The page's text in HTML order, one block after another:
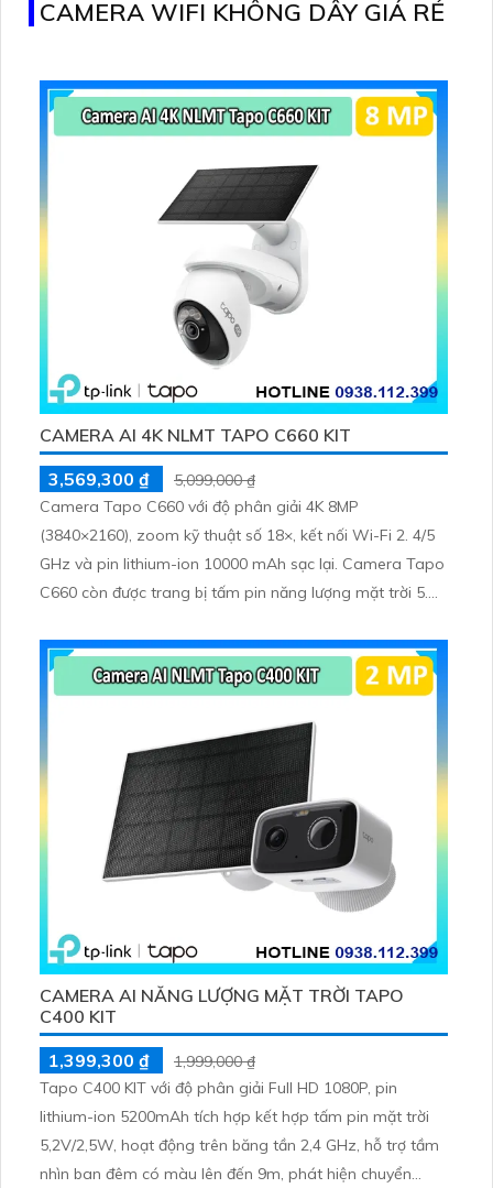
CAMERA WIFI KHÔNG DÂY GIÁ RẺ
CAMERA AI 4K NLMT TAPO C660 KIT
3,569,300 ₫
5,099,000 ₫
Camera Tapo C660 với độ phân giải 4K 8MP
(3840×2160), zoom kỹ thuật số 18×, kết nối Wi-Fi 2. 4/5
GHz và pin lithium-ion 10000 mAh sạc lại. Camera Tapo
C660 còn được trang bị tấm pin năng lượng mặt trời 5.
tiện, lưu trữ thẻ microSD tối đa 512 GB
CAMERA AI NĂNG LƯỢNG MẶT TRỜI TAPO
C400 KIT
1,399,300 ₫
1,999,000 ₫
Tapo C400 KIT với độ phân giải Full HD 1080P, pin
lithium-ion 5200mAh tích hợp kết hợp tấm pin mặt trời
5,2V/2,5W, hoạt động trên băng tần 2,4 GHz, hỗ trợ tầm
nhìn ban đêm có màu lên đến 9m, phát hiện chuyển